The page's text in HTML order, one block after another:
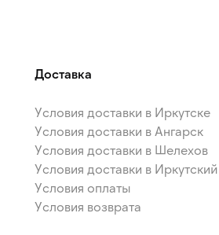
Доставка
Условия доставки в Иркутске
Условия доставки в Ангарск
Условия доставки в Шелехов
Условия доставки в
Условия оплаты
Условия возврата